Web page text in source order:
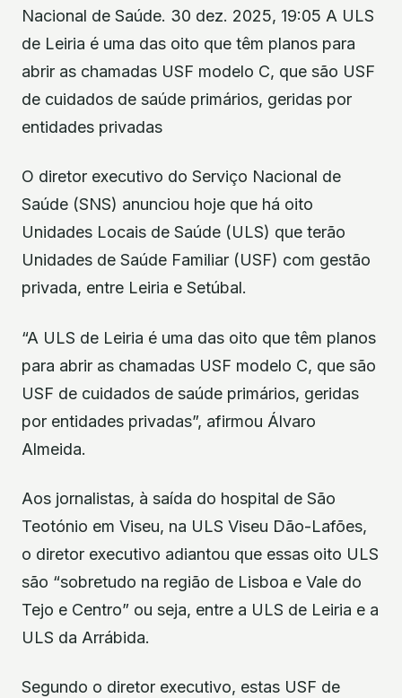
Nacional de Saúde. 30 dez. 2025, 19:05 A ULS
de Leiria é uma das oito que têm planos para
abrir as chamadas USF modelo C, que são USF
de cuidados de saúde primários, geridas por
entidades privadas
O diretor executivo do Serviço Nacional de
Saúde (SNS) anunciou hoje que há oito
Unidades Locais de Saúde (ULS) que terão
Unidades de Saúde Familiar (USF) com gestão
privada, entre Leiria e Setúbal.
“A ULS de Leiria é uma das oito que têm planos
para abrir as chamadas USF modelo C, que são
USF de cuidados de saúde primários, geridas
por entidades privadas”, afirmou Álvaro
Almeida.
Aos jornalistas, à saída do hospital de São
Teotónio em Viseu, na ULS Viseu Dão-Lafões,
o diretor executivo adiantou que essas oito ULS
são “sobretudo na região de Lisboa e Vale do
Tejo e Centro” ou seja, entre a ULS de Leiria e a
ULS da Arrábida.
Segundo o diretor executivo, estas USF de